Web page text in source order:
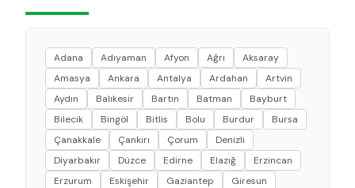
Adana Adıyaman Afyon Ağrı
Aksaray
Amasya
Ankara Antalya Ardahan
Artvin
Aydın
Balıkesir Bartın Batman
Bayburt
Bilecik
Bingöl Bitlis Bolu Burdur
Bursa
Çanakkale
Çankırı Çorum
Denizli
Diyarbakır
Düzce Edirne Elazığ
Erzincan
Erzurum
Eskişehir Gaziantep
Giresun